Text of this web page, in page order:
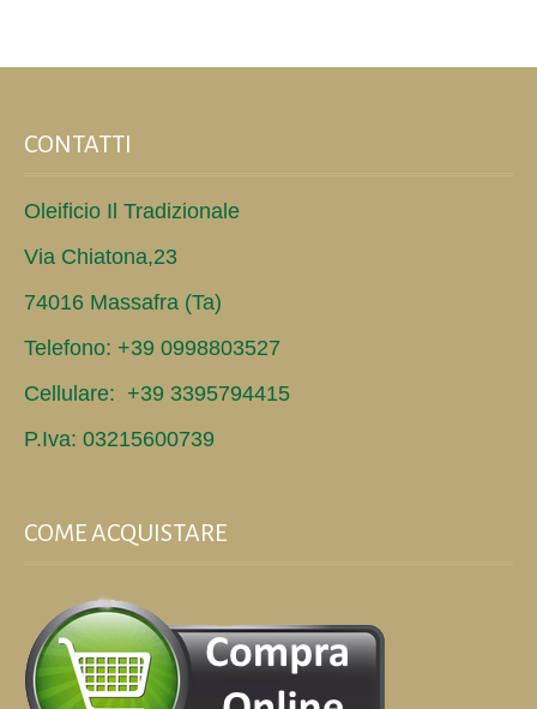
CONTATTI
Oleificio Il Tradizionale
Via Chiatona,23
74016 Massafra (Ta)
Telefono: +39 0998803527
Cellulare: +39 3395794415
P.Iva: 03215600739
COME ACQUISTARE